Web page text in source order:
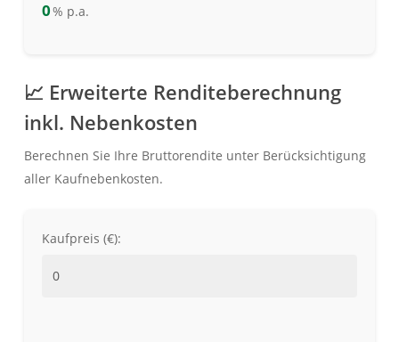
0% p.a.
📈 Erweiterte Renditeberechnung
inkl. Nebenkosten
Berechnen Sie Ihre Bruttorendite unter Berücksichtigung
aller Kaufnebenkosten.
Kaufpreis (€):